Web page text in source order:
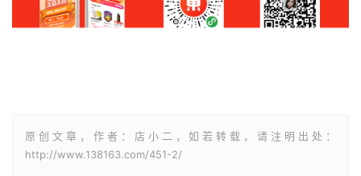
原创文章，作者：店小二，如若转载，请注明出处：
http://www.138163.com/451-2/